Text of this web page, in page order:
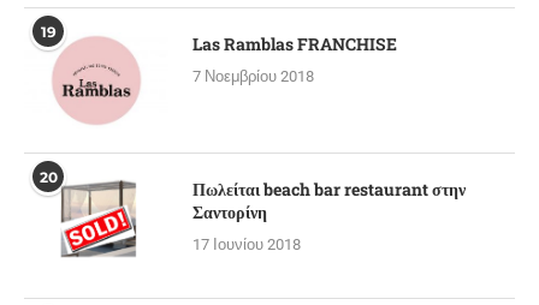
19 Las Ramblas FRANCHISE
7 Νοεμβρίου 2018
20
Πωλείται beach bar restaurant στην
Σαντορίνη
17 Ιουνίου 2018